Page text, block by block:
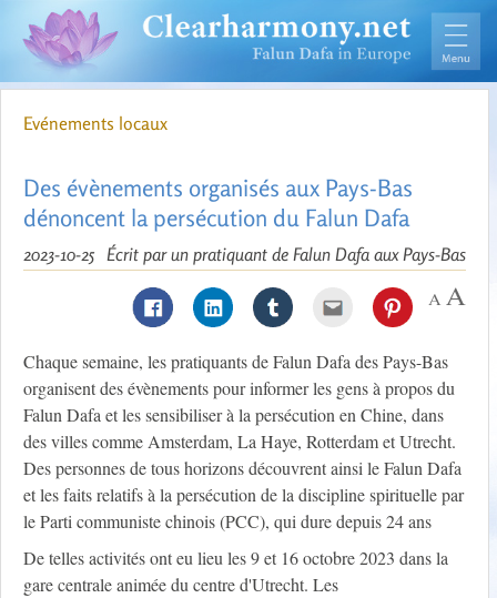
Evénements locaux
Des évènements organisés aux Pays-Bas
dénoncent la persécution du Falun Dafa
Écrit par un pratiquant de Falun Dafa aux Pays-Bas
2023-10-25
Chaque semaine, les pratiquants de Falun Dafa des Pays-Bas
organisent des évènements pour informer les gens à propos du
Falun Dafa et les sensibiliser à la persécution en Chine, dans
des villes comme Amsterdam, La Haye, Rotterdam et Utrecht.
Des personnes de tous horizons découvrent ainsi le Falun Dafa
et les faits relatifs à la persécution de la discipline spirituelle par
le Parti communiste chinois (PCC), qui dure depuis 24 ans
De telles activités ont eu lieu les 9 et 16 octobre 2023 dans la
gare centrale animée du centre d'Utrecht. Les